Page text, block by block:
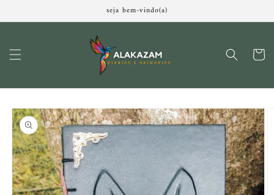
conteúdo
seja bem-vindo(a)
as
informações
do produto